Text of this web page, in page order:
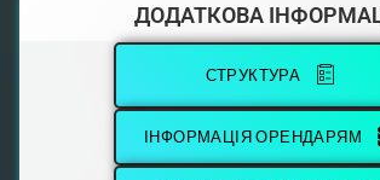
ДОДАТКОВА
СТРУКТУРА
ІНФОРМАЦІЯ ОРЕНДАРЯМ